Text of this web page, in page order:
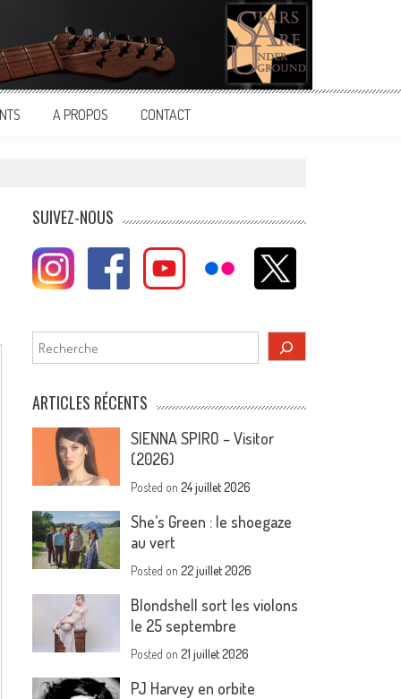
A PROPOS CONTACT
SUIVEZ-NOUS
Rechercher
ARTICLES RÉCENTS
SIENNA SPIRO – Visitor
(2026)
Posted on24 juillet 2026
She’s Green : le shoegaze
au vert
Posted on22 juillet 2026
Blondshell sort les violons
le 25 septembre
Posted on21 juillet 2026
PJ Harvey en orbite